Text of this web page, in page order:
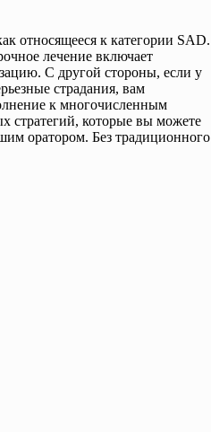
относящееся к категории SAD.
лечение включает
С другой стороны, если у
страдания, вам
к многочисленным
стратегий, которые вы можете
оратором. Без традиционного